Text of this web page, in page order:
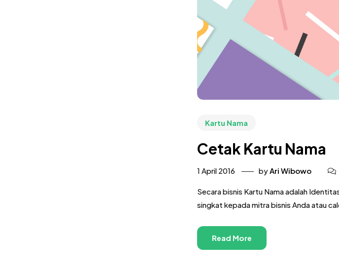
Kartu Nama
Cetak Kartu Nama
1 April 2016 byAri Wibowo
Secara bisnis Kartu Nama adalah
singkat kepada mitra bisnis Anda atau
Read More